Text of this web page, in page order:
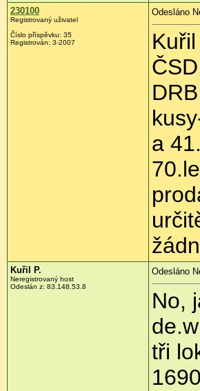
230100
Registrovaný uživatel
Číslo příspěvku: 35
Registrován: 3-2007
Odesláno
a
Kuřil P.
Neregistrovaný host
Odeslán z: 83.148.53.8
Odesláno
No,
tři